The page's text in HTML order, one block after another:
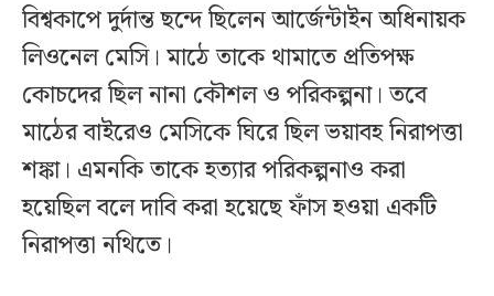
বিশ্বকাপে দুর্দান্ত ছন্দে ছিলেন আর্জেন্টাইন অধিনায়ক
লিওনেল মেসি। মাঠে তাকে থামাতে প্রতিপক্ষ
কোচদের ছিল নানা কৌশল ও পরিকল্পনা। তবে
মাঠের বাইরেও মেসিকে ঘিরে ছিল ভয়াবহ নিরাপত্তা
শঙ্কা। এমনকি তাকে হত্যার পরিকল্পনাও করা
হয়েছিল বলে দাবি করা হয়েছে ফাঁস হওয়া একটি
নিরাপত্তা নথিতে।